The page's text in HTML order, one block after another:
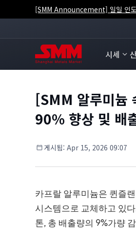
[SMM Announcement] 일일 인도
시세
[SMM 알루미늄
90% 향상 및 배
게시됨: Apr 15, 2026 09:07
카프랄 알루미늄은 퀸즐
시스템으로 교체하고 있
톤, 총 배출량의 9%가량